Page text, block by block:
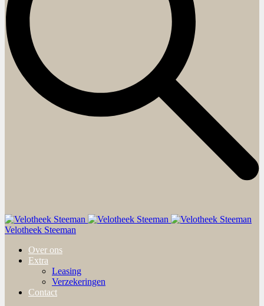
Velotheek Steeman
Over ons
Extra
Leasing
Verzekeringen
Contact